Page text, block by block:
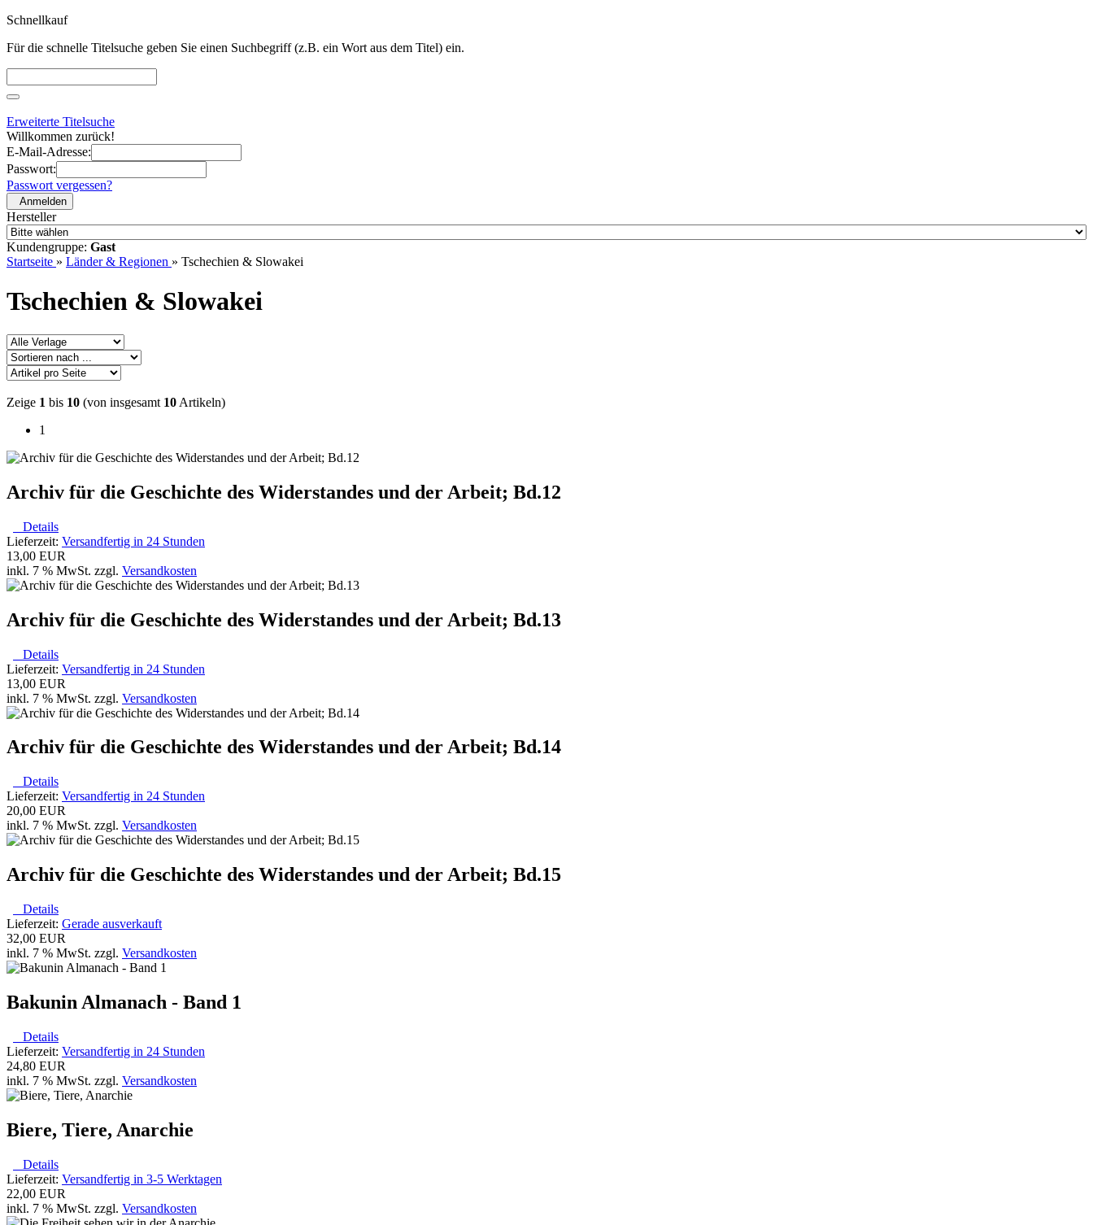
Schnellkauf
Für die schnelle Titelsuche geben Sie einen Suchbegriff (z.B. ein Wort aus dem Titel) ein.
Erweiterte Titelsuche
Willkommen zurück!
E-Mail-Adresse:
Passwort:
Passwort vergessen?
Anmelden
Hersteller
Kundengruppe: Gast
Startseite » Länder & Regionen » Tschechien & Slowakei
Tschechien & Slowakei
Zeige 1 bis 10 (von insgesamt 10 Artikeln)
1
Archiv für die Geschichte des Widerstandes und der Arbeit; Bd.12
Details
Lieferzeit: Versandfertig in 24 Stunden
13,00 EUR
inkl. 7 % MwSt. zzgl. Versandkosten
Archiv für die Geschichte des Widerstandes und der Arbeit; Bd.13
Details
Lieferzeit: Versandfertig in 24 Stunden
13,00 EUR
inkl. 7 % MwSt. zzgl. Versandkosten
Archiv für die Geschichte des Widerstandes und der Arbeit; Bd.14
Details
Lieferzeit: Versandfertig in 24 Stunden
20,00 EUR
inkl. 7 % MwSt. zzgl. Versandkosten
Archiv für die Geschichte des Widerstandes und der Arbeit; Bd.15
Details
Lieferzeit: Gerade ausverkauft
32,00 EUR
inkl. 7 % MwSt. zzgl. Versandkosten
Bakunin Almanach - Band 1
Details
Lieferzeit: Versandfertig in 24 Stunden
24,80 EUR
inkl. 7 % MwSt. zzgl. Versandkosten
Biere, Tiere, Anarchie
Details
Lieferzeit: Versandfertig in 3-5 Werktagen
22,00 EUR
inkl. 7 % MwSt. zzgl. Versandkosten